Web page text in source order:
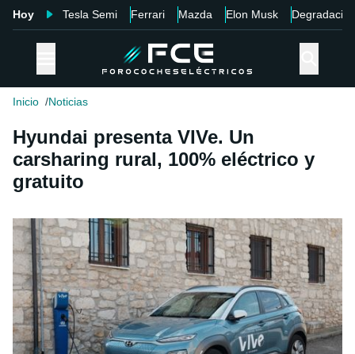
Hoy Tesla Semi Ferrari Mazda Elon Musk Degradación
Inicio Noticias
Hyundai presenta VIVe. Un
carsharing rural, 100% eléctrico y
gratuito